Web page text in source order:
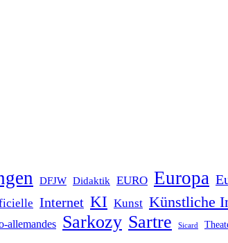
DFJW Didaktik EURO Europa
Internet KI Kunst Künstliche
allemandes Sarkozy Sartre Sicard